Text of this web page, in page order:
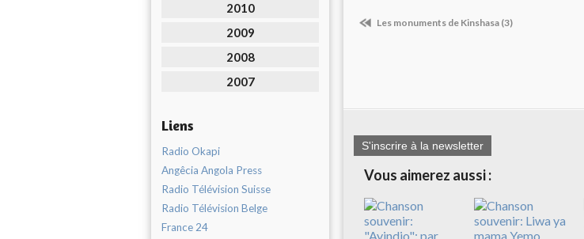
2010
2009
2008
2007
Liens
Radio Okapi
Angêcia Angola Press
Radio Télévision Suisse
Radio Télévision Belge
France 24
Les monuments de Kinshasa (3)
S'inscrire à la newsletter
Vous aimerez aussi :